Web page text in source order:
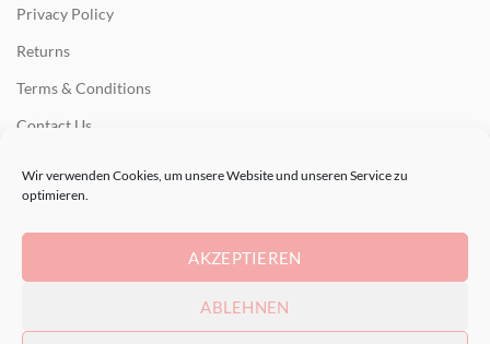
Wir verwenden Cookies, um unsere Website und unseren Service zu
optimieren.
AKZEPTIEREN
ABLEHNEN
Privacy Policy
Returns
Terms & Conditions
Contact Us
Our Sitemap
RECENT POSTS